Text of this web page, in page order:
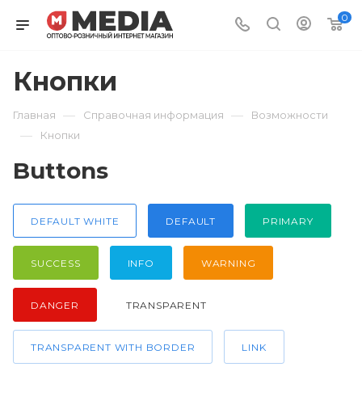
0
Кнопки
Главная — Справочная информация — Возможности
— Кнопки
Buttons
DEFAULT WHITE DEFAULT PRIMARY
SUCCESS INFO WARNING
DANGER TRANSPARENT
TRANSPARENT WITH BORDER LINK